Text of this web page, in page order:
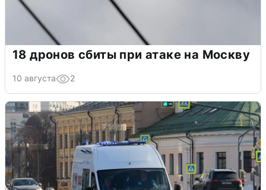
18 дронов сбиты при атаке на Москву
10 августа 2